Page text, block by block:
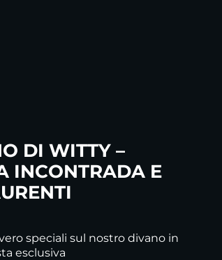
DI WITTY –
INCONTRADA E
speciali sul nostro divano in
esclusiva